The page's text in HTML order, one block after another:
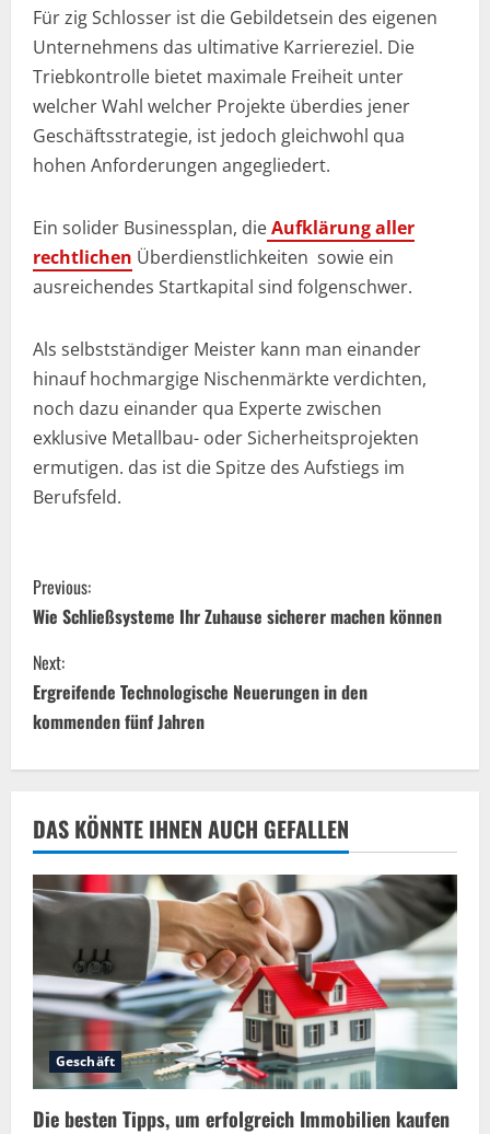
Für zig Schlosser ist die Gebildetsein des eigenen
Unternehmens das ultimative Karriereziel. Die
Triebkontrolle bietet maximale Freiheit unter
welcher Wahl welcher Projekte überdies jener
Geschäftsstrategie, ist jedoch gleichwohl qua
hohen Anforderungen angegliedert.
Ein solider Businessplan, dieAufklärung aller
rechtlichen Überdienstlichkeiten sowie ein
ausreichendes Startkapital sind folgenschwer.
Als selbstständiger Meister kann man einander
hinauf hochmargige Nischenmärkte verdichten,
noch dazu einander qua Experte zwischen
exklusive Metallbau- oder Sicherheitsprojekten
ermutigen. das ist die Spitze des Aufstiegs im
Berufsfeld.
C
o
n
t
i
n
u
e
e
d
Previous:
Wie Schließsysteme Ihr Zuhause sicherer machen können
Next:
Ergreifende Technologische Neuerungen in den
kommenden fünf Jahren
DAS KÖNNTE IHNEN AUCH GEFALLEN
Geschäft
Die besten Tipps, um erfolgreich Immobilien kaufen